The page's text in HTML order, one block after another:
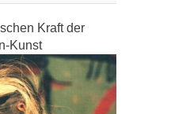
Kraft der
Kunst